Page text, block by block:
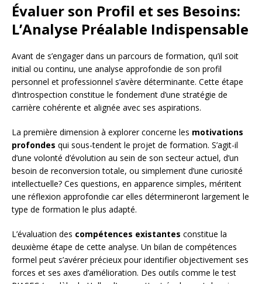
Évaluer son Profil et ses Besoins:
L’Analyse Préalable Indispensable
Avant de s’engager dans un parcours de formation, qu’il soit
initial ou continu, une analyse approfondie de son profil
personnel et professionnel s’avère déterminante. Cette étape
d’introspection constitue le fondement d’une stratégie de
carrière cohérente et alignée avec ses aspirations.
La première dimension à explorer concerne les motivations
profondes qui sous-tendent le projet de formation. S’agit-il
d’une volonté d’évolution au sein de son secteur actuel, d’un
besoin de reconversion totale, ou simplement d’une curiosité
intellectuelle? Ces questions, en apparence simples, méritent
une réflexion approfondie car elles détermineront largement le
type de formation le plus adapté.
L’évaluation des compétences existantes constitue la
deuxième étape de cette analyse. Un bilan de compétences
formel peut s’avérer précieux pour identifier objectivement ses
forces et ses axes d’amélioration. Des outils comme le test